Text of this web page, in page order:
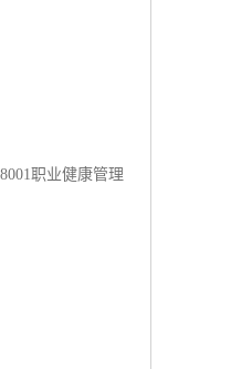
职业健康管理